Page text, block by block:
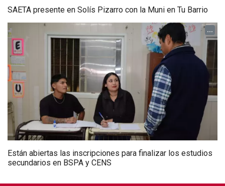
SAETA presente en Solís Pizarro con la Muni en Tu Barrio
...
Están abiertas las inscripciones para finalizar los estudios
secundarios en BSPA y CENS